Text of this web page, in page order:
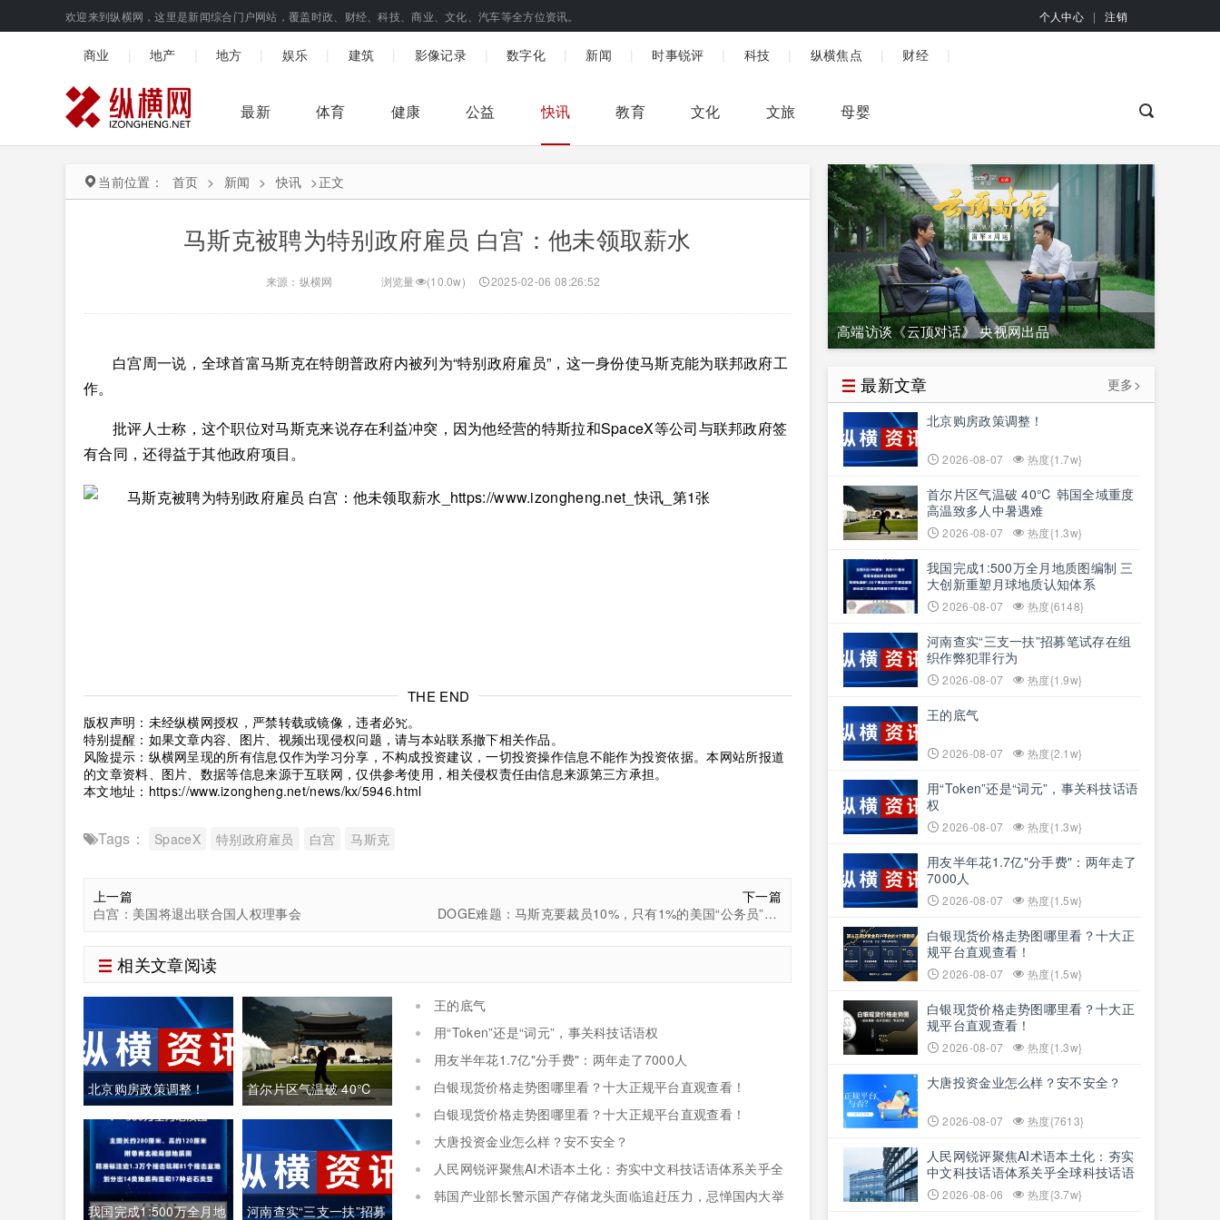
欢迎来到纵横网，这里是新闻综合门户网站，覆盖时政、财经、科技、商业、文化、汽车等全方位资讯。 个人中心 | 注销
商业 地产 地方 娱乐 建筑 影像记录 数字化 新闻 时事锐评 科技 纵横焦点 财经
最新 体育 健康 公益 快讯 教育 文化 文旅 母婴
当前位置： 首页 > 新闻 > 快讯 >正文
马斯克被聘为特别政府雇员 白宫：他未领取薪水
来源：纵横网 浏览量 (10.0w) 2025-02-06 08:26:52
白宫周一说，全球首富马斯克在特朗普政府内被列为“特别政府雇员”，这一身份使马斯克能为联邦政府工
作。
批评人士称，这个职位对马斯克来说存在利益冲突，因为他经营的特斯拉和SpaceX等公司与联邦政府签
有合同，还得益于其他政府项目。
THE END
版权声明：未经纵横网授权，严禁转载或镜像，违者必究。
特别提醒：如果文章内容、图片、视频出现侵权问题，请与本站联系撤下相关作品。
风险提示：纵横网呈现的所有信息仅作为学习分享，不构成投资建议，一切投资操作信息不能作为投资依据。本网站所报道
的文章资料、图片、数据等信息来源于互联网，仅供参考使用，相关侵权责任由信息来源第三方承担。
本文地址： https://www.izongheng.net/news/kx/5946.html
Tags： SpaceX 特别政府雇员 白宫 马斯克
上一篇
白宫：美国将退出联合国人权理事会
下一篇
DOGE难题：马斯克要裁员10%，只有1%的美国“公务员”接受“买断”劝退
相关文章阅读
北京购房政策调整！
首尔片区气温破 40℃
韩国全域重度高温致多
人中暑遇难
我国完成1:500万全月地 河南查实“三支一扶”招募
王的底气
用“Token”还是“词元”，事关科技话语权
用友半年花1.7亿"分手费"：两年走了7000人
白银现货价格走势图哪里看？十大正规平台直观查看！
白银现货价格走势图哪里看？十大正规平台直观查看！
大唐投资金业怎么样？安不安全？
人民网锐评聚焦AI术语本土化：夯实中文科技话语体系关乎全
球科技话语权争夺
韩国产业部长警示国产存储龙头面临追赶压力，忌惮国内大举
高端访谈《云顶对话》 央视网出品
最新文章
更多>
北京购房政策调整！
2026-08-07 热度{1.7w}
首尔片区气温破 40℃ 韩国全域重度
高温致多人中暑遇难
2026-08-07 热度{1.3w}
我国完成1:500万全月地质图编制 三
大创新重塑月球地质认知体系
2026-08-07 热度{6148}
河南查实“三支一扶”招募笔试存在组
织作弊犯罪行为
2026-08-07 热度{1.9w}
王的底气
2026-08-07 热度{2.1w}
用“Token”还是“词元”，事关科技话语
权
2026-08-07 热度{1.3w}
用友半年花1.7亿"分手费"：两年走了
7000人
2026-08-07 热度{1.5w}
白银现货价格走势图哪里看？十大正
规平台直观查看！
2026-08-07 热度{1.5w}
白银现货价格走势图哪里看？十大正
规平台直观查看！
2026-08-07 热度{1.3w}
大唐投资金业怎么样？安不安全？
2026-08-07 热度{7613}
人民网锐评聚焦AI术语本土化：夯实
中文科技话语体系关乎全球科技话语
权争夺
2026-08-06 热度{3.7w}